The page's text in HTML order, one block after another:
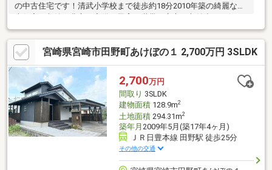
の中古住宅です！清武小学校まで徒歩約18分2010年築の綺麗な中
南庭も完備！休日にはBBQやお子様プール等楽しめそうです♪
宮崎県宮崎市田野町あけぼの１ 2,700万円 3SLDK
2,700万円
間取り 3SLDK
建物面積128.9m2
土地面積294.31m2
築年月 2009年5月(築17年4ヶ月)
ＪＲ日豊本線 田野駅 徒歩25分
その他の交通